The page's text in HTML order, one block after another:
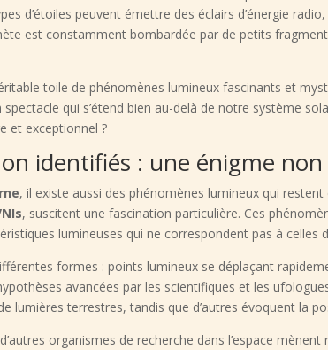
d’étoiles peuvent émettre des éclairs d’énergie
est constamment bombardée par de petits
toile de phénomènes lumineux fascinants et
qui s’étend bien au-delà de notre système
et exceptionnel ?
identifiés : une énigme
, il existe aussi des phénomènes lumineux qui
, suscitent une fascination particulière. Ces
lumineuses qui ne correspondent pas à celles
formes : points lumineux se déplaçant
avancées par les scientifiques et les
lumières terrestres, tandis que d’autres évoquent la
organismes de recherche dans l’espace